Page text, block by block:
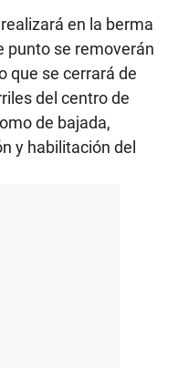
en la berma
punto se removerán
que se cerrará de
del centro de
de bajada,
y habilitación del